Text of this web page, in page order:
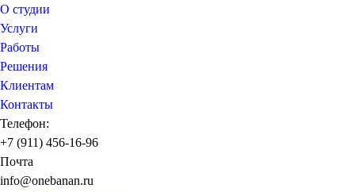
О студии
Услуги
Работы
Решения
Клиентам
Контакты
Телефон:
+7 (911) 456-16-96
Почта
info@onebanan.ru